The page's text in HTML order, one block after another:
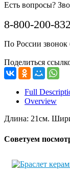
Есть вопросы?
8-800-200-
По России звонок
Поделиться
Full
Overview
Длина: 21см.
Советуем